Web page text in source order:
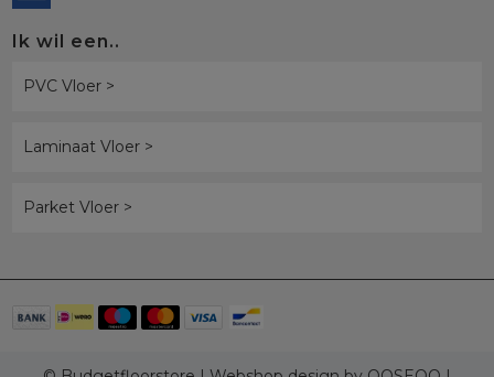
Ik wil een..
PVC Vloer >
Laminaat Vloer >
Parket Vloer >